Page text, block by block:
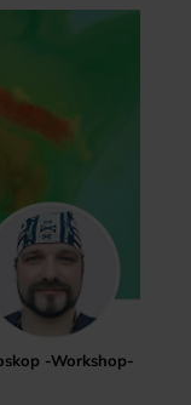
-Workshop-